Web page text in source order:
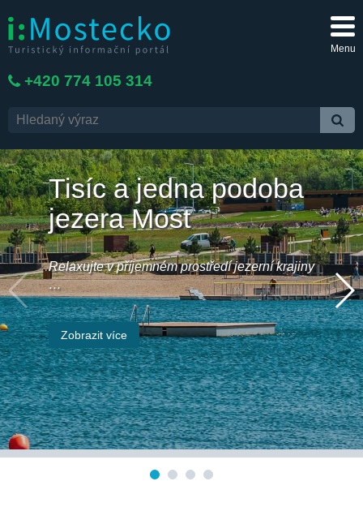
Menu
+420 774 105 314
Tisíc a jedna podoba
jezera Most
Relaxujte v příjemném prostředí jezerní krajiny
…
Zobrazit více